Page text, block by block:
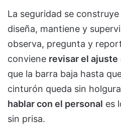
La seguridad se
diseña, mantiene y
observa, pregunta y
conviene revisar el ajuste
que la barra baja hasta
cinturón queda sin
hablar con el personal es
sin prisa.